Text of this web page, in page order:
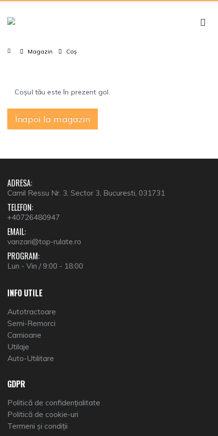
Magazin Coș
Coșul tău este în prezent gol.
Înapoi la magazin
ADRESA:
Camil Ressu Nr. 3, Sector 3, Bucuresti, 031731
TELEFON:
+40726480947
EMAIL:
vanzari@top-rulate.ro
PROGRAM:
Lun - Vin / 9:00 - 18:00
INFO UTILE
Autotractoare
Semi-Remorci
Camioane
Utilaje
Auto-Utilitare
GDPR
Politică de confidențialitate
Politică de cookie-uri
Termeni și condiții